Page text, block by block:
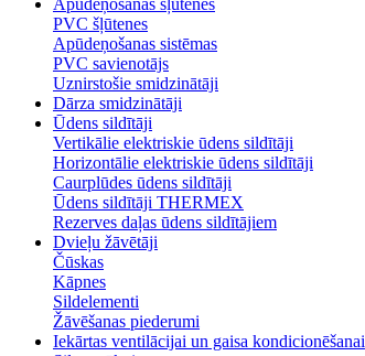
PVC šļūtenes
Apūdeņošanas sistēmas
PVC savienotājs
Uznirstošie smidzinātāji
Dārza smidzinātāji
Ūdens sildītāji
Vertikālie elektriskie ūdens sildītāji
Horizontālie elektriskie ūdens sildītāji
Caurplūdes ūdens sildītāji
Ūdens sildītāji THERMEX
Rezerves daļas ūdens sildītājiem
Dvieļu žāvētāji
Čūskas
Kāpnes
Sildelementi
Žāvēšanas piederumi
Iekārtas ventilācijai un gaisa kondicionēšanai